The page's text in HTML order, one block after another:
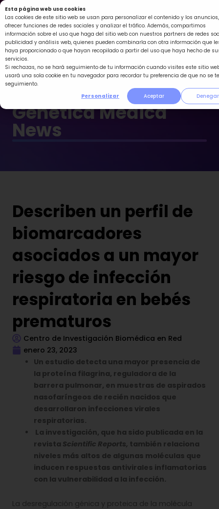
Esta página web usa cookies
Las cookies de este sitio web se usan para personalizar el contenido y los anuncios,
ofrecer funciones de redes sociales y analizar el tráfico. Además, compartimos
información sobre el uso que haga del sitio web con nuestros partners de redes
publicidad y análisis web, quienes pueden combinarla con otra información que
haya proporcionado o que hayan recopilado a partir del uso que haya hecho de
servicios.
Si rechazas, no se hará seguimiento de tu información cuando visites este sitio
usará una sola cookie en tu navegador para recordar tu preferencia de que no se
seguimiento.
Personalizar
Aceptar Denegar
Ir
al
contenido
Genética Médica
News
Describen un perfil de
biomarcadores
asociados a un mayor
riesgo de infección
respiratoria en bebés
prematuros
Centro de Investigación Biomédica en Red
enero 23, 2023
Un estudio detecta una mayor presencia de
la proteína filagrina, reguladora de la
barrera pulmonar, en muestras de aspirados
nasofaríngeos de recién nacidos que
desarrollaron infecciones virales
respiratorias.
La investigación, que ha sido publicada en la
revista Scientific Reports, también relaciona
niveles más altos de algunas moléculas que
inducen respuestas antivirales inflamatorias
con la vulnerabilidad a la infección.
La desregulación génica y proteica de la molécula